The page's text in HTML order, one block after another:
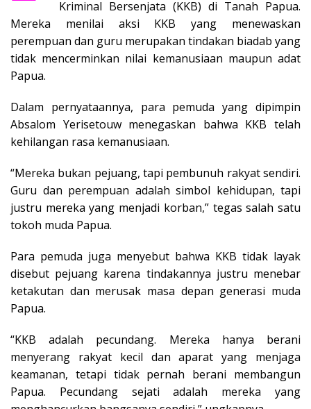
Kriminal Bersenjata (KKB) di Tanah Papua.
Mereka menilai aksi KKB yang menewaskan
perempuan dan guru merupakan tindakan biadab yang
tidak mencerminkan nilai kemanusiaan maupun adat
Papua.
Dalam pernyataannya, para pemuda yang dipimpin
Absalom Yerisetouw menegaskan bahwa KKB telah
kehilangan rasa kemanusiaan.
“Mereka bukan pejuang, tapi pembunuh rakyat sendiri.
Guru dan perempuan adalah simbol kehidupan, tapi
justru mereka yang menjadi korban,” tegas salah satu
tokoh muda Papua.
Para pemuda juga menyebut bahwa KKB tidak layak
disebut pejuang karena tindakannya justru menebar
ketakutan dan merusak masa depan generasi muda
Papua.
“KKB adalah pecundang. Mereka hanya berani
menyerang rakyat kecil dan aparat yang menjaga
keamanan, tetapi tidak pernah berani membangun
Papua. Pecundang sejati adalah mereka yang